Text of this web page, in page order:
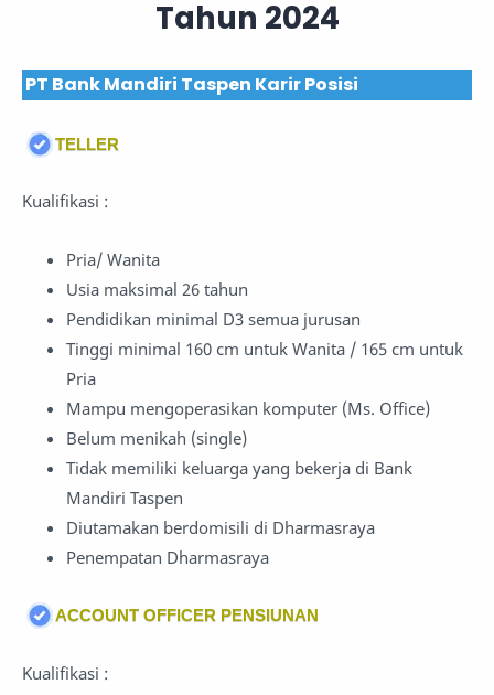
Tahun 2024
PT Bank Mandiri Taspen Karir Posisi
TELLER
Kualifikasi :
Pria/ Wanita
Usia maksimal 26 tahun
Pendidikan minimal D3 semua jurusan
Tinggi minimal 160 cm untuk Wanita / 165 cm untuk
Pria
Mampu mengoperasikan komputer (Ms. Office)
Belum menikah (single)
Tidak memiliki keluarga yang bekerja di Bank
Mandiri Taspen
Diutamakan berdomisili di Dharmasraya
Penempatan Dharmasraya
ACCOUNT OFFICER PENSIUNAN
Kualifikasi :